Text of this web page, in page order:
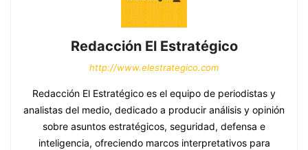
Redacción El Estratégico
http://www.elestrategico.com
Redacción El Estratégico es el equipo de periodistas y
analistas del medio, dedicado a producir análisis y opinión
sobre asuntos estratégicos, seguridad, defensa e
inteligencia, ofreciendo marcos interpretativos para